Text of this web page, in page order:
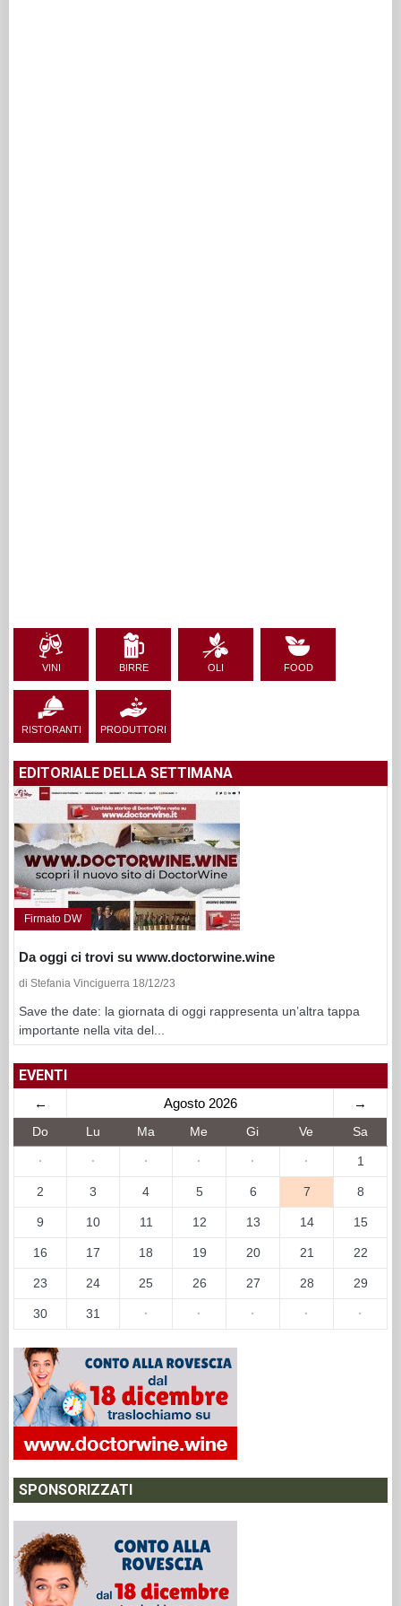
VINI BIRRE OLI FOOD
RISTORANTI PRODUTTORI
EDITORIALE DELLA SETTIMANA
Firmato DW
Da oggi ci trovi su www.doctorwine.wine
di Stefania Vinciguerra 18/12/23
Save the date: la giornata di oggi rappresenta un’altra tappa
importante nella vita del...
EVENTI
← Agosto 2026 →
Do Lu Ma Me Gi Ve Sa
· · · · · · 1
2 3 4 5 6 7 8
9 10 11 12 13 14 15
16 17 18 19 20 21 22
23 24 25 26 27 28 29
30 31 · · · · ·
SPONSORIZZATI